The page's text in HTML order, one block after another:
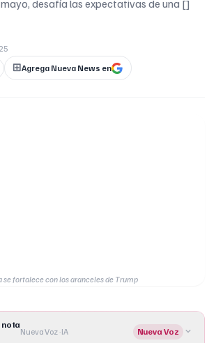
desafía las expectativas de una []
Agrega Nueva News en
se fortalece con los aranceles de Trump
nota
Nueva Voz · IA Nueva Voz